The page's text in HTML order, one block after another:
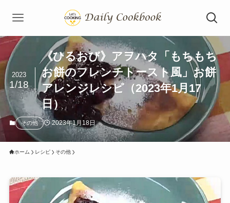
《ひるおび》アヲハタ「もちもち
お餅のフレンチトースト風」お餅
アレンジレシピ（2023年1月17
日）
2023
1/18
その他 2023年1月18日
ホーム レシピ その他